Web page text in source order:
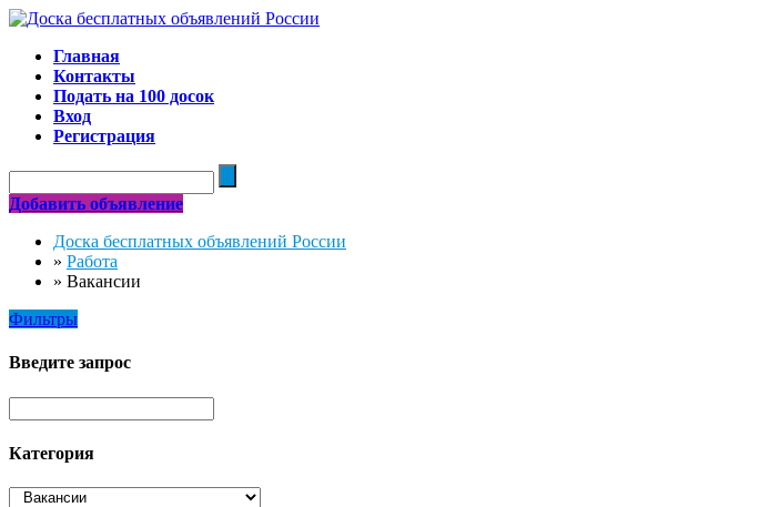
Главная
Контакты
Подать на 100 досок
Вход
Регистрация
Добавить объявление
Доска бесплатных объявлений России
» Работа
» Вакансии
Фильтры
Введите запрос
Категория